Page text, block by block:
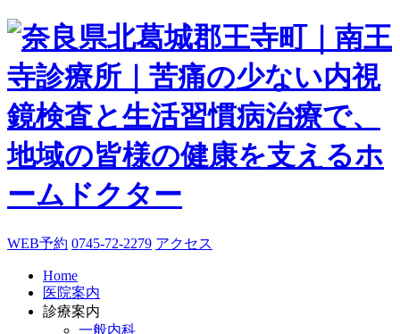
WEB予約 0745-72-2279 アクセス
Home
医院案内
診療案内
一般内科